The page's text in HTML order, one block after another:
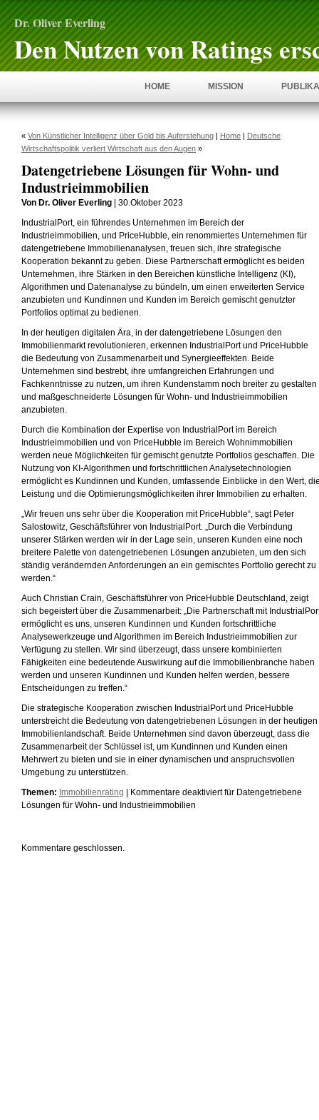
Dr. Oliver Everling
Den Nutzen von Ratings
HOME MISSION
« Von Künstlicher Intelligenz über Gold bis Auferstehung | Home | Deutsche
Wirtschaftspolitik verliert Wirtschaft aus den Augen »
Datengetriebene Lösungen für Wohn- und
Industrieimmobilien
Von Dr. Oliver Everling | 30.Oktober 2023
IndustrialPort, ein führendes Unternehmen im Bereich der
Industrieimmobilien, und PriceHubble, ein renommiertes Unternehmen für
datengetriebene Immobilienanalysen, freuen sich, ihre strategische
Kooperation bekannt zu geben. Diese Partnerschaft ermöglicht es beiden
Unternehmen, ihre Stärken in den Bereichen künstliche Intelligenz (KI),
Algorithmen und Datenanalyse zu bündeln, um einen erweiterten Service
anzubieten und Kundinnen und Kunden im Bereich gemischt genutzter
Portfolios optimal zu bedienen.
In der heutigen digitalen Ära, in der datengetriebene Lösungen den
Immobilienmarkt revolutionieren, erkennen IndustrialPort und PriceHubble
die Bedeutung von Zusammenarbeit und Synergieeffekten. Beide
Unternehmen sind bestrebt, ihre umfangreichen Erfahrungen und
Fachkenntnisse zu nutzen, um ihren Kundenstamm noch breiter zu gestalten
und maßgeschneiderte Lösungen für Wohn- und Industrieimmobilien
anzubieten.
Durch die Kombination der Expertise von IndustrialPort im Bereich
Industrieimmobilien und von PriceHubble im Bereich Wohnimmobilien
werden neue Möglichkeiten für gemischt genutzte Portfolios geschaffen. Die
Nutzung von KI-Algorithmen und fortschrittlichen Analysetechnologien
ermöglicht es Kundinnen und Kunden, umfassende Einblicke in den Wert,
Leistung und die Optimierungsmöglichkeiten ihrer Immobilien zu erhalten.
„Wir freuen uns sehr über die Kooperation mit PriceHubble“, sagt Peter
Salostowitz, Geschäftsführer von IndustrialPort. „Durch die Verbindung
unserer Stärken werden wir in der Lage sein, unseren Kunden eine noch
breitere Palette von datengetriebenen Lösungen anzubieten, um den sich
ständig verändernden Anforderungen an ein gemischtes Portfolio gerecht zu
werden.“
Auch Christian Crain, Geschäftsführer von PriceHubble Deutschland, zeigt
sich begeistert über die Zusammenarbeit: „Die Partnerschaft mit
ermöglicht es uns, unseren Kundinnen und Kunden fortschrittliche
Analysewerkzeuge und Algorithmen im Bereich Industrieimmobilien zur
Verfügung zu stellen. Wir sind überzeugt, dass unsere kombinierten
Fähigkeiten eine bedeutende Auswirkung auf die Immobilienbranche haben
werden und unseren Kundinnen und Kunden helfen werden, bessere
Entscheidungen zu treffen.“
Die strategische Kooperation zwischen IndustrialPort und PriceHubble
unterstreicht die Bedeutung von datengetriebenen Lösungen in der heutigen
Immobilienlandschaft. Beide Unternehmen sind davon überzeugt, dass die
Zusammenarbeit der Schlüssel ist, um Kundinnen und Kunden einen
Mehrwert zu bieten und sie in einer dynamischen und anspruchsvollen
Umgebung zu unterstützen.
Themen: Immobilienrating Kommentare deaktiviertfür Datengetriebene
Lösungen für Wohn- und Industrieimmobilien
Kommentare geschlossen.